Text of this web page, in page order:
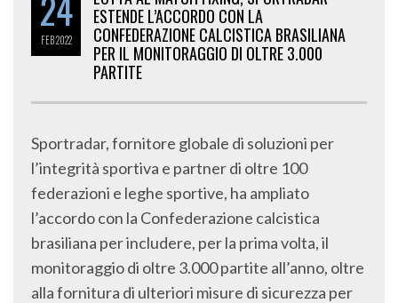
FEB2022
ESTENDE L’ACCORDO CON LA
CONFEDERAZIONE CALCISTICA BRASILIANA
PER IL MONITORAGGIO DI OLTRE 3.000
PARTITE
Sportradar, fornitore globale di soluzioni per
l’integrità sportiva e partner di oltre 100
federazioni e leghe sportive, ha ampliato
l’accordo con la Confederazione calcistica
brasiliana per includere, per la prima volta, il
monitoraggio di oltre 3.000 partite all’anno, oltre
alla fornitura di ulteriori misure di sicurezza per